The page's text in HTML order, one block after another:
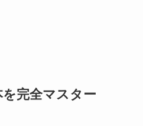
完全マスター